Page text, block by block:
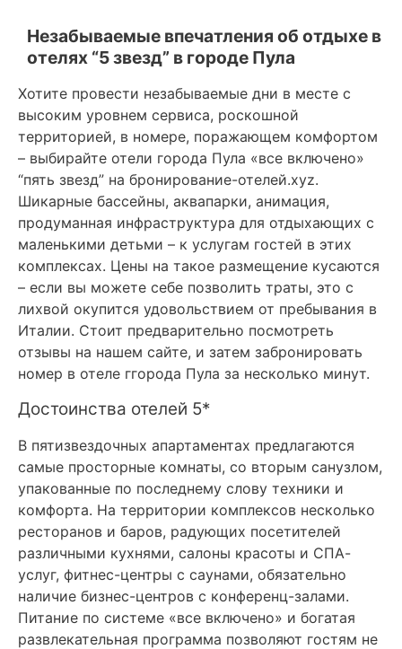
Незабываемые впечатления об отдыхе в
отелях “5 звезд” в городе Пула
Хотите провести незабываемые дни в месте с
высоким уровнем сервиса, роскошной
территорией, в номере, поражающем комфортом
– выбирайте отели города Пула «все включено»
“пять звезд” на бронирование-отелей.xyz.
Шикарные бассейны, аквапарки, анимация,
продуманная инфраструктура для отдыхающих с
маленькими детьми – к услугам гостей в этих
комплексах. Цены на такое размещение кусаются
– если вы можете себе позволить траты, это с
лихвой окупится удовольствием от пребывания в
Италии. Стоит предварительно посмотреть
отзывы на нашем сайте, и затем забронировать
номер в отеле ггорода Пула за несколько минут.
Достоинства отелей 5*
В пятизвездочных апартаментах предлагаются
самые просторные комнаты, со вторым санузлом,
упакованные по последнему слову техники и
комфорта. На территории комплексов несколько
ресторанов и баров, радующих посетителей
различными кухнями, салоны красоты и СПА-
услуг, фитнес-центры с саунами, обязательно
наличие бизнес-центров с конференц-залами.
Питание по системе «все включено» и богатая
развлекательная программа позволяют гостям не